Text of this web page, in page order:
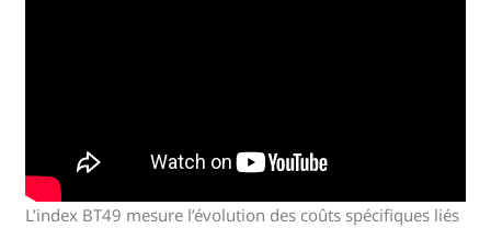
L’index BT49 mesure l’évolution des coûts spécifiques liés